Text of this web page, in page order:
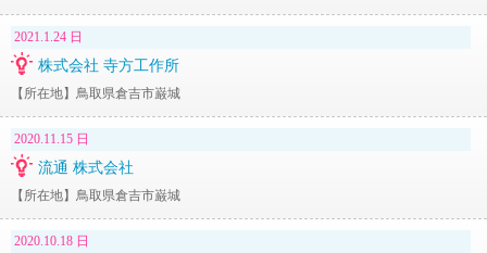
2021.1.24 日
株式会社 寺方工作所
【所在地】鳥取県倉吉市巌城
2020.11.15 日
流通 株式会社
【所在地】鳥取県倉吉市巌城
2020.10.18 日